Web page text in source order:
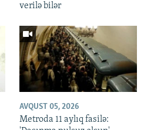
verilə bilər
AVQUST 05, 2026
Metroda 11 aylıq fasilə: